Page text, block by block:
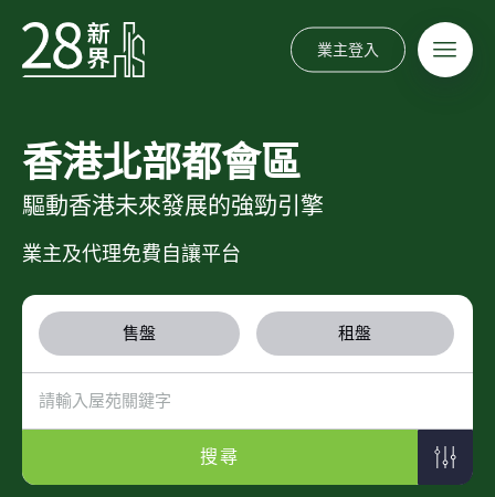
業主登入
香港北部都會區
驅動香港未來發展的強勁引擎
業主及代理免費自讓平台
售盤 租盤
搜尋